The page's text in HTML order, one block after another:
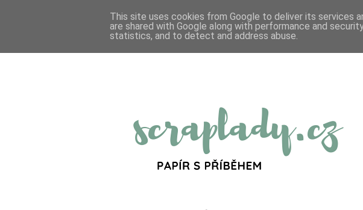
This site uses cookies from Google to deliver its services
are shared with Google along with performance and
statistics, and to detect and address abuse.